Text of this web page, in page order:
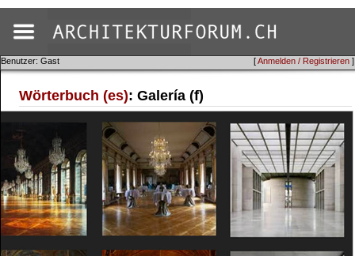
[Anmelden / Registrieren ]
Benutzer: Gast
Wörterbuch (es): Galería (f)